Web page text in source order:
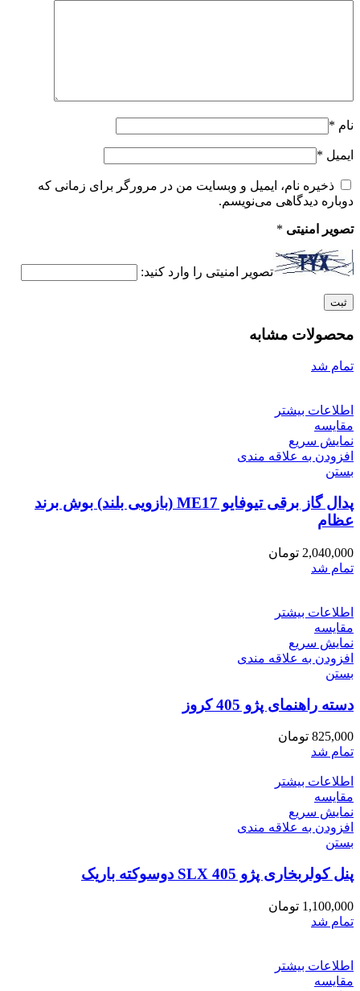
نام *
ایمیل *
ذخیره نام، ایمیل و وبسایت من در مرورگر برای زمانی که
دوباره دیدگاهی می‌نویسم.
تصویر امنیتی *
تصویر امنیتی را وارد کنید:
محصولات مشابه
تمام شد
اطلاعات بیشتر
مقایسه
نمایش سریع
افزودن به علاقه مندی
بستن
پدال گاز برقی تیوفایو ME17 (بازویی بلند) بوش برند
عظام
2,040,000 تومان
تمام شد
اطلاعات بیشتر
مقایسه
نمایش سریع
افزودن به علاقه مندی
بستن
دسته راهنمای پژو 405 کروز
825,000 تومان
تمام شد
اطلاعات بیشتر
مقایسه
نمایش سریع
افزودن به علاقه مندی
بستن
پنل کولربخاری پژو 405 SLX دوسوکته باریک
1,100,000 تومان
تمام شد
اطلاعات بیشتر
مقایسه